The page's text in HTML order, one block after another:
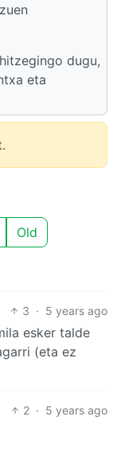
dugu,
eta
Old
3 · 5 years ago
esker talde
(eta ez
2 · 5 years ago